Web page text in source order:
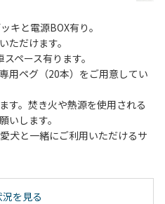
と電源BOX有り。
ただけます。
ペース有ります。
用ペグ（20本）をご用意してい
す。焚き火や熱源を使用される
いします。
犬と一緒にご利用いただけるサ
を見る